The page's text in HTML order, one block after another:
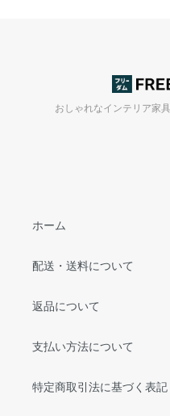
おしゃれなインテリア家
ホーム
配送・送料について
返品について
支払い方法について
特定商取引法に基づく表記